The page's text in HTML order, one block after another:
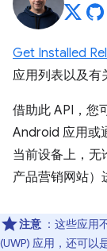
Get Installed
应用列表以及有
借助此 API，您
Android 应用或
当前设备上，无
产品营销网站）
注意 ：这些应用
(UWP) 应用，还可以